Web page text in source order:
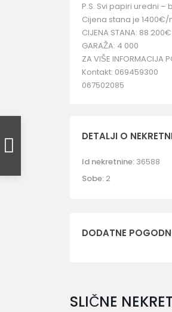
P.S. Svi papiri uredni –
Cijena stana je 1400€/
CIJENA STANA: 88 200€
GARAŽA: 4 000
ZA VIŠE INFORMACIJA
Kontakt: 069459300
067502085
DETALJI O
Id nekretnine: 36588
Sobe: 2
DODATNE
SLIČNE